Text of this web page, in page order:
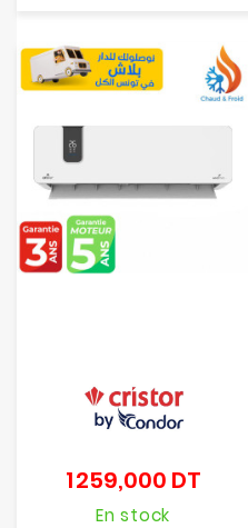
1 259,000 DTPrix
En stock